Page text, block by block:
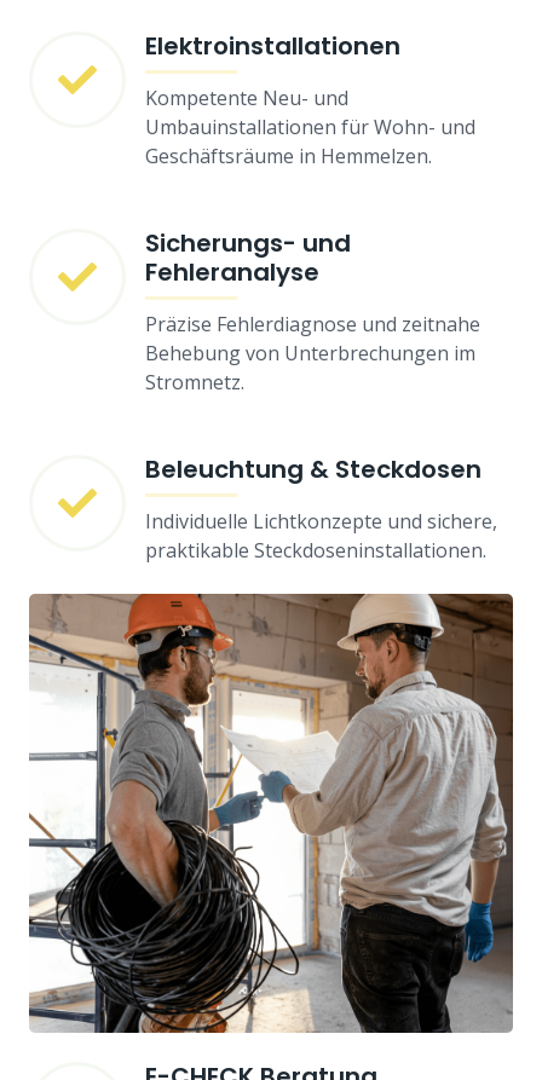
Elektroinstallationen
Kompetente Neu- und
Umbauinstallationen für Wohn- und
Geschäftsräume in Hemmelzen.
Sicherungs- und
Fehleranalyse
Präzise Fehlerdiagnose und zeitnahe
Behebung von Unterbrechungen im
Stromnetz.
Beleuchtung & Steckdosen
Individuelle Lichtkonzepte und sichere,
praktikable Steckdoseninstallationen.